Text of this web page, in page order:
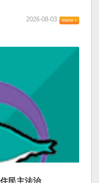
2026-08-03